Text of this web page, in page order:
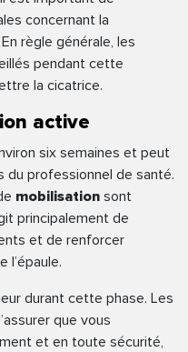
concernant la
règle générale, les
pendant cette
la cicatrice.
active
six semaines et peut
du professionnel de santé.
mobilisation sont
principalement de
et de renforcer
l’épaule.
durant cette phase. Les
que vous
et en toute sécurité,